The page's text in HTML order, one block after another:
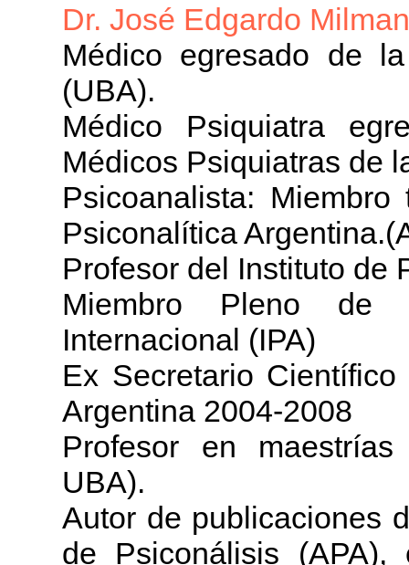
Dr. José Edgardo
Médico egresado de
(UBA).
Médico Psiquiatra
Médicos Psiquiatras de
Psicoanalista:
Psiconalítica
Profesor del Instituto de
Miembro Pleno de
Internacional (IPA)
Ex Secretario
Argentina 2004-2008
Profesor en
UBA).
Autor de publicaciones
de Psiconálisis